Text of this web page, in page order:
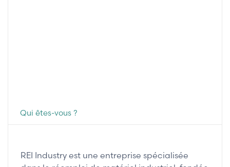
Qui êtes-vous ?
REI Industry est une entreprise spécialisée